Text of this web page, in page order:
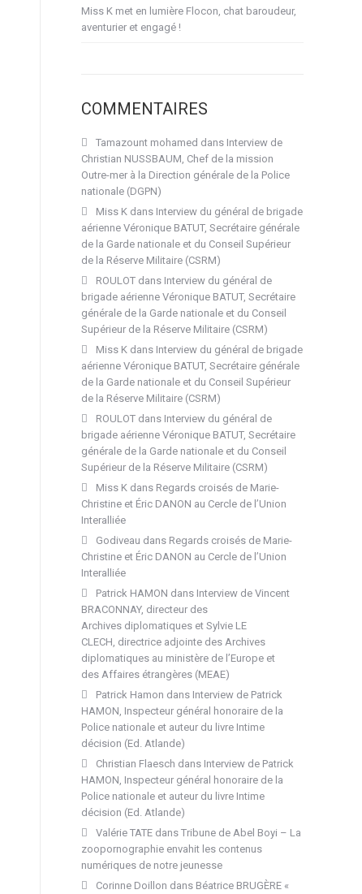
Miss K met en lumière Flocon, chat baroudeur,
aventurier et engagé !
COMMENTAIRES
Tamazount mohamed dans Interview de
Christian NUSSBAUM, Chef de la mission
Outre-mer à la Direction générale de la Police
nationale (DGPN)
Miss K dans Interview du général de brigade
aérienne Véronique BATUT, Secrétaire générale
de la Garde nationale et du Conseil Supérieur
de la Réserve Militaire (CSRM)
ROULOT dans Interview du général de
brigade aérienne Véronique BATUT, Secrétaire
générale de la Garde nationale et du Conseil
Supérieur de la Réserve Militaire (CSRM)
Miss K dans Interview du général de brigade
aérienne Véronique BATUT, Secrétaire générale
de la Garde nationale et du Conseil Supérieur
de la Réserve Militaire (CSRM)
ROULOT dans Interview du général de
brigade aérienne Véronique BATUT, Secrétaire
générale de la Garde nationale et du Conseil
Supérieur de la Réserve Militaire (CSRM)
Miss K dans Regards croisés de Marie-
Christine et Éric DANON au Cercle de l’Union
Interalliée
Godiveau dans Regards croisés de Marie-
Christine et Éric DANON au Cercle de l’Union
Interalliée
Patrick HAMON dans Interview de Vincent
BRACONNAY, directeur des
Archives diplomatiques et Sylvie LE
CLECH, directrice adjointe des Archives
diplomatiques au ministère de l’Europe et
des Affaires étrangères (MEAE)
Patrick Hamon dans Interview de Patrick
HAMON, Inspecteur général honoraire de la
Police nationale et auteur du livre Intime
décision (Ed. Atlande)
Christian Flaesch dans Interview de Patrick
HAMON, Inspecteur général honoraire de la
Police nationale et auteur du livre Intime
décision (Ed. Atlande)
Valérie TATE dans Tribune de Abel Boyi – La
zoopornographie envahit les contenus
numériques de notre jeunesse
Corinne Doillon dans Béatrice BRUGÈRE «